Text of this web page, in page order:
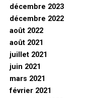
décembre 2023
décembre 2022
août 2022
août 2021
juillet 2021
juin 2021
mars 2021
février 2021